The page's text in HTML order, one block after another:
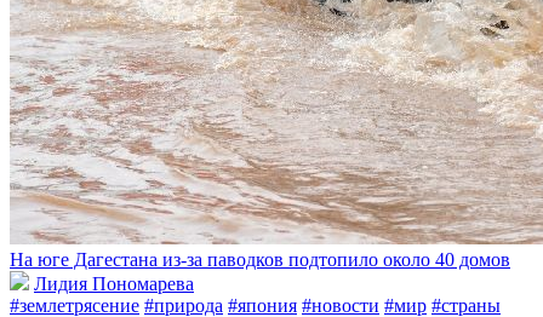
На юге Дагестана из-за паводков подтопило около 40 домов
Лидия Пономарева
#землетрясение #природа #япония #новости #мир #страны